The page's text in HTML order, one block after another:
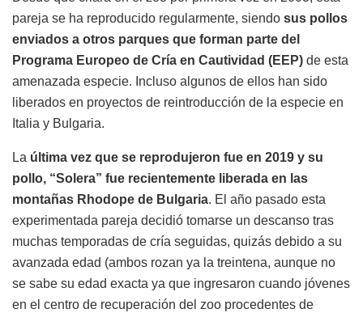
pareja se ha reproducido regularmente, siendo sus pollos
enviados a otros parques que forman parte del
Programa Europeo de Cría en Cautividad (EEP) de esta
amenazada especie. Incluso algunos de ellos han sido
liberados en proyectos de reintroducción de la especie en
Italia y Bulgaria.
La última vez que se reprodujeron fue en 2019 y su
pollo, “Solera” fue recientemente liberada en las
montañas Rhodope de Bulgaria. El año pasado esta
experimentada pareja decidió tomarse un descanso tras
muchas temporadas de cría seguidas, quizás debido a su
avanzada edad (ambos rozan ya la treintena, aunque no
se sabe su edad exacta ya que ingresaron cuando jóvenes
en el centro de recuperación del zoo procedentes de